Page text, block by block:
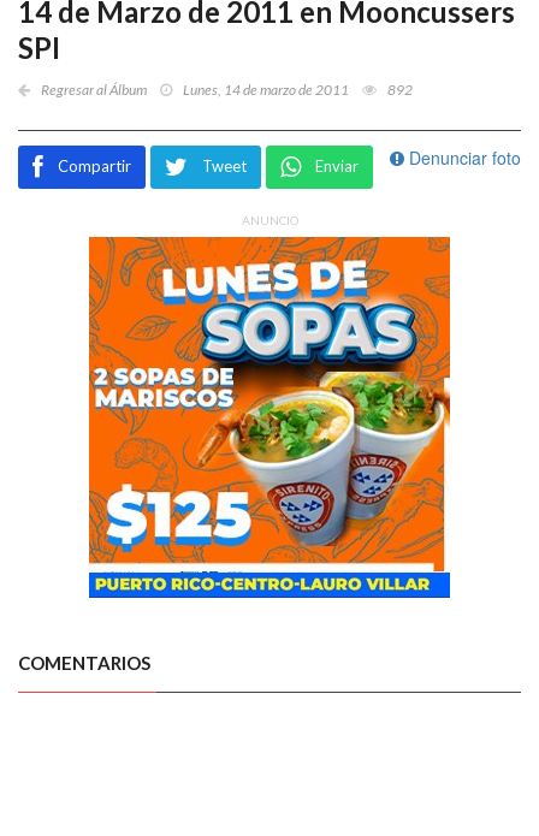
14 de Marzo de 2011 en Mooncussers
SPI
Regresar al Álbum Lunes, 14 de marzo de 2011 892
Denunciar foto
Compartir Tweet Enviar
ANUNCIO
COMENTARIOS